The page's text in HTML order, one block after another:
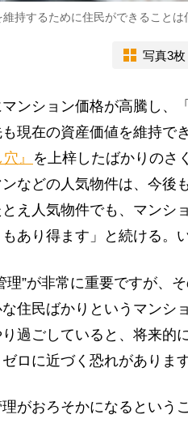
持するために住民ができることは
写真3枚
ンション価格が高騰し、
現在の資産価値を維持で
』 を上梓したばかりのさ
ンなどの人気物件は、今
え人気物件でも、マンシ
あり得ます」と続ける。
理”が非常に重要ですが、
住民ばかりというマンシ
過ごしていると、将来的
ロに近づく恐れがありま
がおろそかになるという